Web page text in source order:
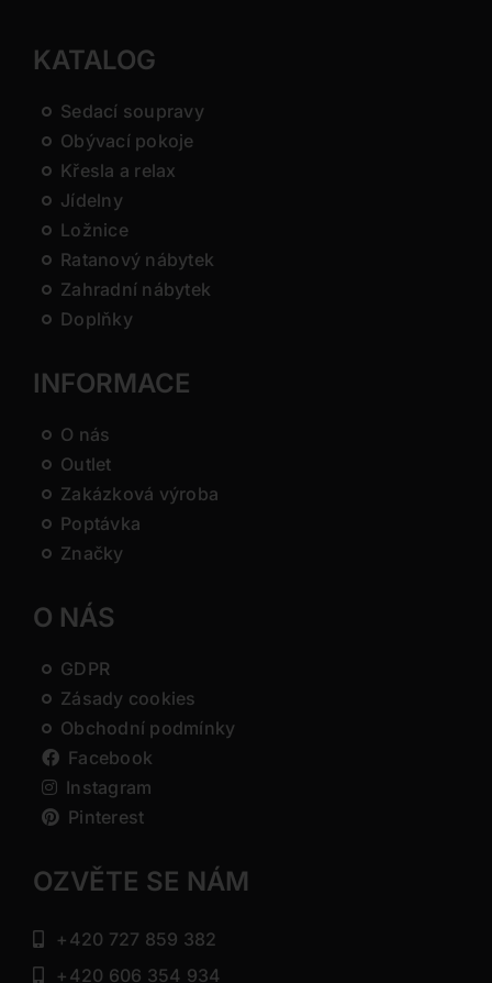
KATALOG
Sedací soupravy
Obývací pokoje
Křesla a relax
Jídelny
Ložnice
Ratanový nábytek
Zahradní nábytek
Doplňky
INFORMACE
O nás
Outlet
Zakázková výroba
Poptávka
Značky
O NÁS
GDPR
Zásady cookies
Obchodní podmínky
Facebook
Instagram
Pinterest
OZVĚTE SE NÁM
+420 727 859 382
+420 606 354 934